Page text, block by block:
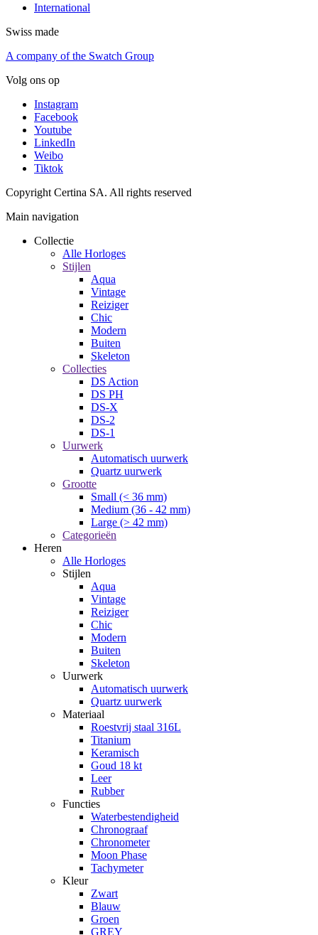
International
Swiss made
A company of the Swatch Group
Volg ons op
Instagram
Facebook
Youtube
LinkedIn
Weibo
Tiktok
Copyright Certina SA. All rights reserved
Main navigation
Collectie
Alle Horloges
Stijlen
Aqua
Vintage
Reiziger
Chic
Modern
Buiten
Skeleton
Collecties
DS Action
DS PH
DS-X
DS-2
DS-1
Uurwerk
Automatisch uurwerk
Quartz uurwerk
Grootte
Small (< 36 mm)
Medium (36 - 42 mm)
Large (> 42 mm)
Categorieën
Heren
Alle Horloges
Stijlen
Aqua
Vintage
Reiziger
Chic
Modern
Buiten
Skeleton
Uurwerk
Automatisch uurwerk
Quartz uurwerk
Materiaal
Roestvrij staal 316L
Titanium
Keramisch
Goud 18 kt
Leer
Rubber
Functies
Waterbestendigheid
Chronograaf
Chronometer
Moon Phase
Tachymeter
Kleur
Zwart
Blauw
Groen
GREY